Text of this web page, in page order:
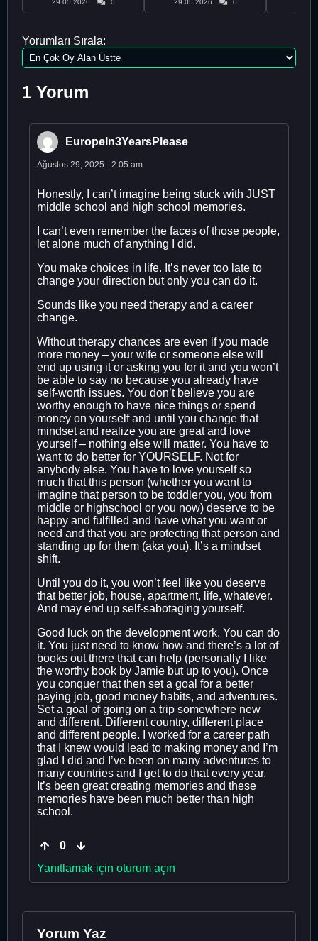
29.05.2026 0 29.05.2026 0
Yorumları Sırala:
1 Yorum
EuropeIn3YearsPlease
Ağustos 29, 2025 - 2:05 am
Honestly, I can’t imagine being stuck with JUST
middle school and high school memories.
I can’t even remember the faces of those people,
let alone much of anything I did.
You make choices in life. It’s never too late to
change your direction but only you can do it.
Sounds like you need therapy and a career
change.
Without therapy chances are even if you made
more money – your wife or someone else will
end up using it or asking you for it and you won’t
be able to say no because you already have
self-worth issues. You don’t believe you are
worthy enough to have nice things or spend
money on yourself and until you change that
mindset and realize you are great and love
yourself – nothing else will matter. You have to
want to do better for YOURSELF. Not for
anybody else. You have to love yourself so
much that this person (whether you want to
imagine that person to be toddler you, you from
middle or highschool or you now) deserve to be
happy and fulfilled and have what you want or
need and that you are protecting that person and
standing up for them (aka you). It’s a mindset
shift.
Until you do it, you won’t feel like you deserve
that better job, house, apartment, life, whatever.
And may end up self-sabotaging yourself.
Good luck on the development work. You can do
it. You just need to know how and there’s a lot of
books out there that can help (personally I like
the worthy book by Jamie but up to you). Once
you conquer that then set a goal for a better
paying job, good money habits, and adventures.
Set a goal of going on a trip somewhere new
and different. Different country, different place
and different people. I worked for a career path
that I knew would lead to making money and I’m
glad I did and I’ve been on many adventures to
many countries and I get to do that every year.
It’s been great creating memories and these
memories have been much better than high
school.
0
Yanıtlamak için oturum açın
Yorum Yaz